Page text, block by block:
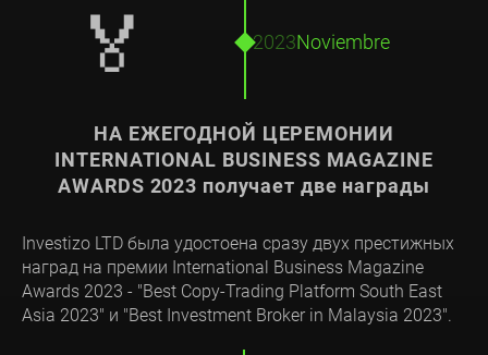
НА ЕЖЕГОДНОЙ ЦЕРЕМОНИИ
INTERNATIONAL BUSINESS MAGAZINE
AWARDS 2023 получает две награды
Investizo LTD была удостоена сразу двух престижных
наград на премии International Business Magazine
Awards 2023 - "Best Copy-Trading Platform South East
Asia 2023" и "Best Investment Broker in Malaysia 2023".
Noviembre
2023
🏅